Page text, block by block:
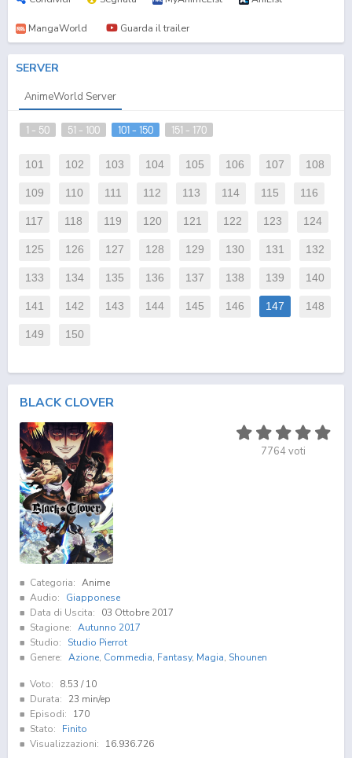
MangaWorld Guarda il trailer
SERVER
AnimeWorld Server
1 - 50 51 - 100 101 - 150 151 - 170
101 102 103 104 105 106 107 108
109 110 111 112 113 114 115 116
117 118 119 120 121 122 123 124
125 126 127 128 129 130 131 132
133 134 135 136 137 138 139 140
141 142 143 144 145 146 147 148
149 150
BLACK CLOVER
7764voti
Categoria: Anime
Audio:
Giapponese
Data di Uscita:
03 Ottobre 2017
Stagione: Autunno 2017
Studio:
Studio Pierrot
Genere: Azione, Commedia, Fantasy, Magia, Shounen
Voto: 8.53 / 10
Durata:
23 min/ep
Episodi:
170
Stato:
Finito
Visualizzazioni:
16.936.726